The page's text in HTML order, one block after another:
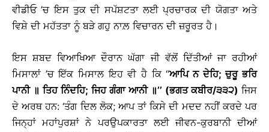
ਵੀਡੀਓ ’ਚ ਇਸ ਤੁਕ ਦੀ ਸਪੱਸ਼ਟਤਾ ਲਈ ਪ੍ਰਚਾਰਕ ਦੀ ਯੋਗਤਾ ਅਤੇ
ਵਿਸ਼ੇ ਦੀ ਮਹੱਤਤਾ ਨੂੰ ਬੜੇ ਗਹੁ ਨਾਲ਼ ਵਿਚਾਰਨ ਦੀ ਜ਼ਰੂਰਤ ਹੈ।
ਇਸ ਸ਼ਬਦ ਵਿਆਖਿਆ ਦੌਰਾਨ ਘੱਗਾ ਜੀ ਵੱਲੋਂ ਦਿੱਤੀਆਂ ਜਾ ਰਹੀਆਂ
ਮਿਸਾਲਾਂ ’ਚ ਇੱਕ ਮਿਸਾਲ ਇਹ ਵੀ ਹੈ ਕਿ ‘‘ਆਪਿ ਨ ਦੇਹਿ; ਚੁਰੂ ਭਰਿ
ਪਾਨੀ ॥ ਤਿਹ ਨਿੰਦਹਿ; ਜਿਹ ਗੰਗਾ ਆਨੀ ॥’’ (ਭਗਤ ਕਬੀਰ/੩੩੨) ਜਿਸ
ਦੇ ਅਰਥ ਹਨ: ‘ਤੰਗ ਦਿਲ ਲੋਕ; ਆਪ ਤਾਂ ਕਿਸੇ ਦੀ ਮਦਦ ਨਹੀਂ ਕਰਦੇ ਪਰ
ਜਿਨ੍ਹਾਂ ਮਹਾਂਪੁਰਸ਼ਾਂ ਨੇ ਪਰਉਪਕਾਰਤਾ ਲਈ ਜੀਵਨ-ਕੁਰਬਾਨੀ ਦੀਆਂ